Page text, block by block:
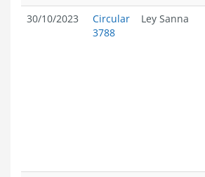
30/10/2023
Circular
3788
Ley Sanna